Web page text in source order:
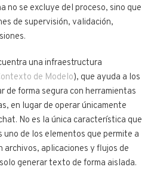
no se excluye del proceso, sino que
de supervisión, validación,
una infraestructura
de Modelo), que ayuda a los
de forma segura con herramientas
en lugar de operar únicamente
No es la única característica que
de los elementos que permite a
archivos, aplicaciones y flujos de
generar texto de forma aislada.